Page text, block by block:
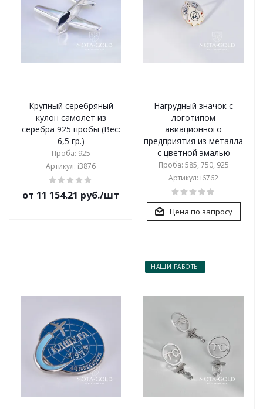
Крупный серебряный
кулон самолёт из
серебра 925 пробы (Вес:
6,5 гр.)
Проба: 925
Артикул: i3876
от 11 154.21 руб./шт
Нагрудный значок с
логотипом
авиационного
предприятия из металла
с цветной эмалью
Проба: 585, 750, 925
Артикул: i6762
Цена по запросу
НАШИ РАБОТЫ